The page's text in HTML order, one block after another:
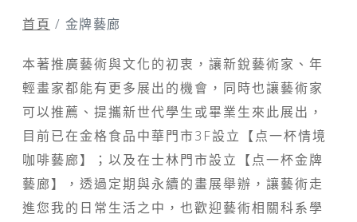
首頁 / 金牌藝廊
本著推廣藝術與文化的初衷，讓新銳藝術家、年
輕畫家都能有更多展出的機會，同時也讓藝術家
可以推薦、提攜新世代學生或畢業生來此展出，
目前已在金格食品中華門市3F設立【点一杯情境
咖啡藝廊】；以及在士林門市設立【点一杯金牌
藝廊】，透過定期與永續的畫展舉辦，讓藝術走
進您我的日常生活之中，也歡迎藝術相關科系學